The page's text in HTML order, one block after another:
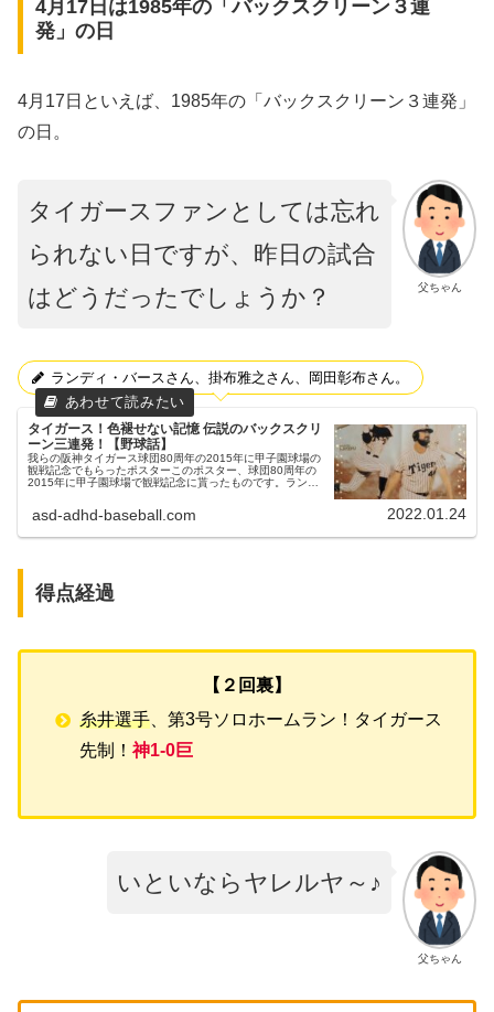
4月17日は1985年の「バックスクリーン３連
発」の日
4月17日といえば、1985年の「バックスクリーン３連発」
の日。
父ちゃん
タイガースファンとしては忘れ
られない日ですが、昨日の試合
はどうだったでしょうか？
ランディ・バースさん、掛布雅之さん、岡田彰布さん。
タイガース！色褪せない記憶 伝説のバックスクリ
ーン三連発！【野球話】
我らの阪神タイガース球団80周年の2015年に甲子園球場の
観戦記念でもらったポスターこのポスター、球団80周年の
2015年に甲子園球場で観戦記念に貰ったものです。ランデ
asd-adhd-baseball.com 2022.01.24
得点経過
【２回裏】
糸井選手 、第3号ソロホームラン！タイガース
先制！神1-0巨
父ちゃん
いといならヤレルヤ～♪